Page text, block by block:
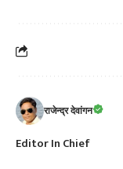
राजेन्द्र देवांगन
Editor In Chief